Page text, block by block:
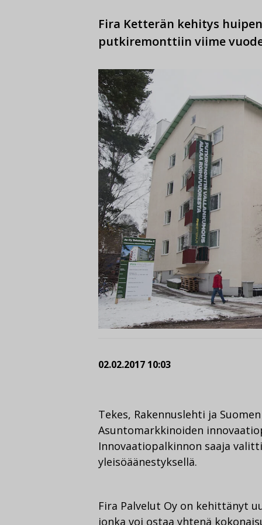
Fira Ketterän kehitys
putkiremonttiin viime
02.02.2017 10:03
Tekes, Rakennuslehti ja
Asuntomarkkinoiden
Innovaatiopalkinnon saaja
yleisöäänestyksellä.
Fira Palvelut Oy on kehittänyt
jonka voi ostaa yhtenä